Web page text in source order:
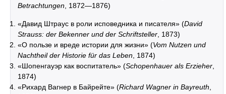
Betrachtungen, 1872—1876)
«Давид Штраус в роли исповедника и писателя» (David
Strauss: der Bekenner und der Schriftsteller, 1873)
«О пользе и вреде истории для жизни» (Vom Nutzen und
Nachtheil der Historie für das Leben, 1874)
«Шопенгауэр как воспитатель» (Schopenhauer als Erzieher,
1874)
«Рихард Вагнер в Байрейте» (Richard Wagner in Bayreuth,